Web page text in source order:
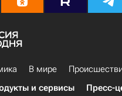
В мире
и сервисы Пресс-